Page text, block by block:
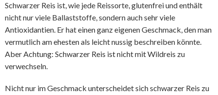
Schwarzer Reis ist, wie jede Reissorte, glutenfrei und enthält
nicht nur viele Ballaststoffe, sondern auch sehr viele
Antioxidantien. Er hat einen ganz eigenen Geschmack, den man
vermutlich am ehesten als leicht nussig beschreiben könnte.
Aber Achtung: Schwarzer Reis ist nicht mit Wildreis zu
verwechseln.
Nicht nur im Geschmack unterscheidet sich schwarzer Reis zu